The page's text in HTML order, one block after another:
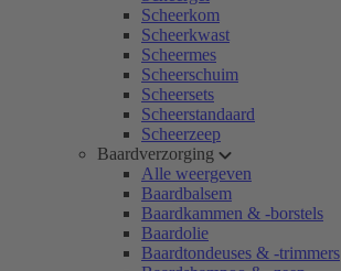
Scheerkom
Scheerkwast
Scheermes
Scheerschuim
Scheersets
Scheerstandaard
Scheerzeep
Baardverzorging
Alle weergeven
Baardbalsem
Baardkammen & -borstels
Baardolie
Baardtondeuses & -trimmers